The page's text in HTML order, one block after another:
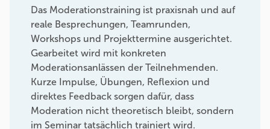
Das Moderationstraining ist praxisnah und auf
reale Besprechungen, Teamrunden,
Workshops und Projekttermine ausgerichtet.
Gearbeitet wird mit konkreten
Moderationsanlässen der Teilnehmenden.
Kurze Impulse, Übungen, Reflexion und
direktes Feedback sorgen dafür, dass
Moderation nicht theoretisch bleibt, sondern
im Seminar tatsächlich trainiert wird.